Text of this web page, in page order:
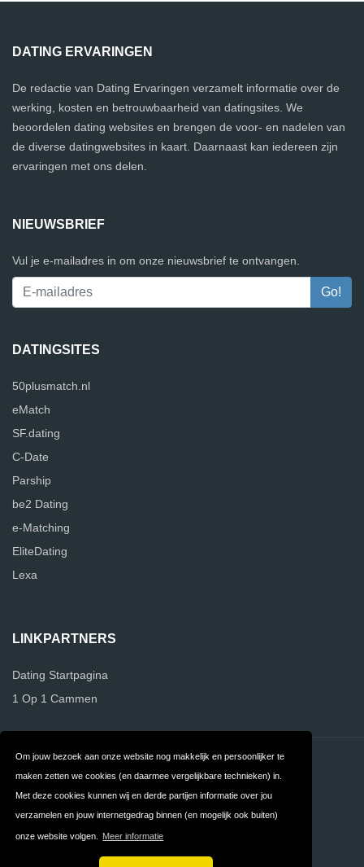
Om jouw bezoek aan onze website nog makkelijk en persoonlijker te
maken zetten we cookies (en daarmee vergelijkbare technieken) in.
Met deze cookies kunnen wij en derde partijen informatie over jou
verzamelen en jouw internetgedrag binnen (en mogelijk ook buiten)
onze website volgen. Meer informatie
DATING ERVARINGEN
De redactie van Dating Ervaringen verzamelt informatie over de
werking, kosten en betrouwbaarheid van datingsites. We
beoordelen dating websites en brengen de voor- en nadelen van
de diverse datingwebsites in kaart. Daarnaast kan iedereen zijn
ervaringen met ons delen.
NIEUWSBRIEF
Vul je e-mailadres in om onze nieuwsbrief te ontvangen.
DATINGSITES
50plusmatch.nl
eMatch
SF.dating
C-Date
Parship
be2 Dating
e-Matching
EliteDating
Lexa
LINKPARTNERS
Dating Startpagina
1 Op 1 Cammen
Contact Over ons
FAQ Privacy
Algemene Linkpartners